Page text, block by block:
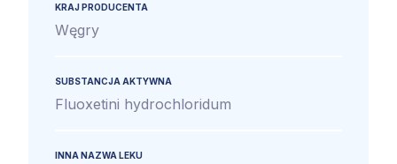
KRAJ PRODUCENTA
Węgry
SUBSTANCJA AKTYWNA
Fluoxetini hydrochloridum
INNA NAZWA LEKU